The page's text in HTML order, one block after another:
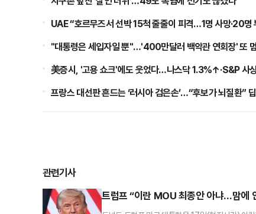
UAE “호르무즈서 선박 15척 줄줄이 피격…1명 사망·20명
"대통령은 세입자일 뿐"…'400만달러 백악관 연회장' 또
美증시, '고용 쇼크'에도 웃었다…나스닥 1.3%↑·S&P 사
프랑스 대선판 흔드는 ‘러시아 검은손’…“후보가 뇌질환”
관련기사
트럼프 “이란 MOU 최종안 아냐…맘에